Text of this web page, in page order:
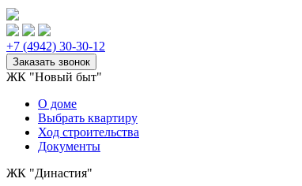
+7 (4942) 30-30-12
ЖК "Новый быт"
О доме
Выбрать квартиру
Ход строительства
Документы
ЖК "Династия"